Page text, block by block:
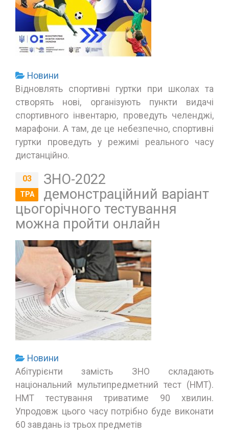
Новини
Відновлять спортивні гуртки при школах та
створять нові, організують пункти видачі
спортивного інвентарю, проведуть челенджі,
марафони. А там, де це небезпечно, спортивні
гуртки проведуть у режимі реального часу
дистанційно.
03
ТРА
ЗНО-2022
демонстраційний варіант
цьогорічного тестування
можна пройти онлайн
Новини
Абітурієнти замість ЗНО складають
національний мультипредметний тест (НМТ).
НМТ тестування триватиме 90 хвилин.
Упродовж цього часу потрібно буде виконати
60 завдань із трьох предметів